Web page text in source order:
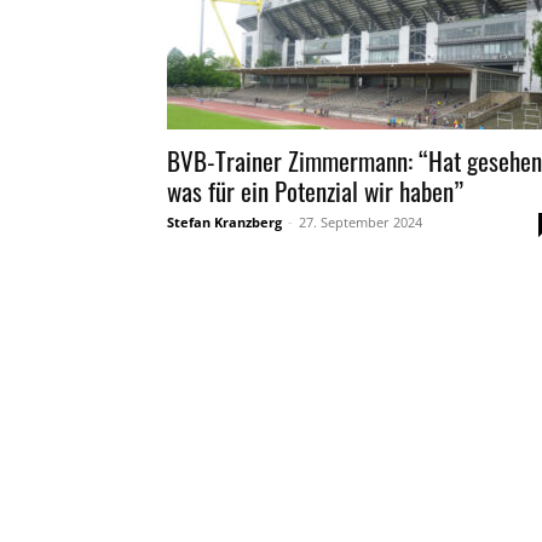
BVB-Trainer Zimmermann: “Hat
was für ein Potenzial wir haben”
Stefan Kranzberg - 27. September 2024